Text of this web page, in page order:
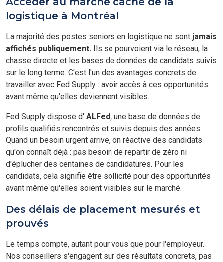
logistique à Montréal
La majorité des postes seniors en logistique ne sont jamais
affichés publiquement. Ils se pourvoient via le réseau, la
chasse directe et les bases de données de candidats suivis
sur le long terme. C'est l'un des avantages concrets de
travailler avec Fed Supply : avoir accès à ces opportunités
avant même qu'elles deviennent visibles.
Fed Supply dispose d' ALFed, une base de données de
profils qualifiés rencontrés et suivis depuis des années.
Quand un besoin urgent arrive, on réactive des candidats
qu'on connaît déjà : pas besoin de repartir de zéro ni
d'éplucher des centaines de candidatures. Pour les
candidats, cela signifie être sollicité pour des opportunités
avant même qu'elles soient visibles sur le marché.
Des délais de placement mesurés et
prouvés
Le temps compte, autant pour vous que pour l'employeur.
Nos conseillers s'engagent sur des résultats concrets, pas